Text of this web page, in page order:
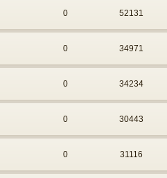
0 52131
0 34971
0 34234
0 30443
0 31116